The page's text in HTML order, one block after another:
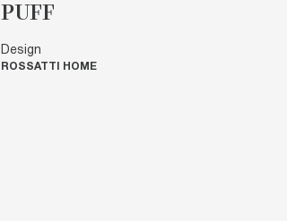
PUFF
Design
ROSSATTI HOME